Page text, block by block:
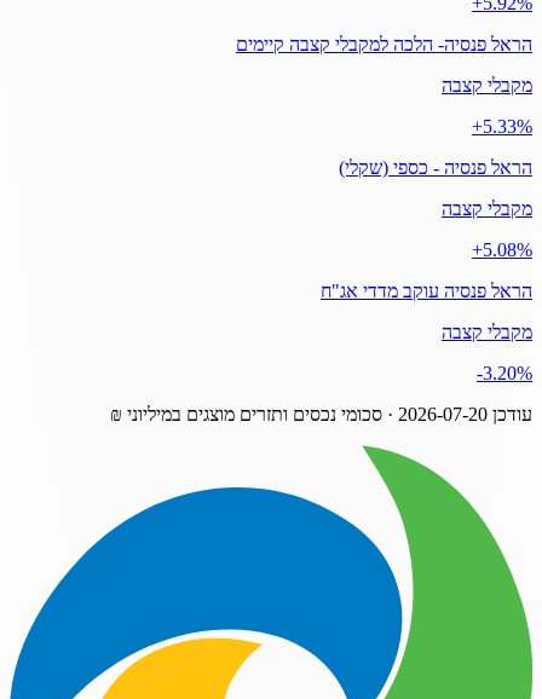
הראל פנסיה- הלכה למקבלי קצבה קיימים
מקבלי קצבה
‎+5.33%
הראל פנסיה - כספי (שקלי)
מקבלי קצבה
‎+5.08%
הראל פנסיה עוקב מדדי אג"ח
מקבלי קצבה
‎-3.20%
עודכן 2026-07-20 · סכומי נכסים ותזרים מוצגים במיליוני ₪